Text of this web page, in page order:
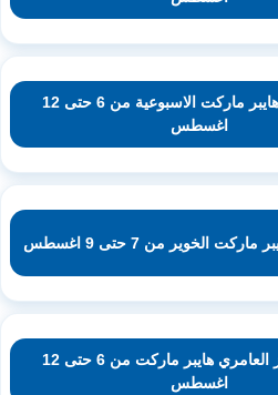
عروض لولو هايبر ماركت الاسبوعية من 6 حتى 12
اغسطس
الخوير من 7 حتى 9 اغسطس
عروض مركز العامري هايبر ماركت من 6 حتى 12
اغسطس